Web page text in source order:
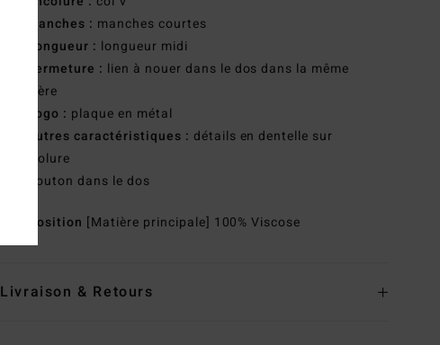
Manches : manches courtes
Longueur : longueur midi
Fermeture : lien à nouer dans le dos dans la même
matière
Logo : plaque en métal
Autres caractéristiques : détails en dentelle sur
l'encolure
Bouton dans le dos
Composition [Matière principale] 100% Viscose
Livraison & Retours